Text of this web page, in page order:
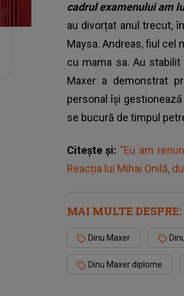
cadrul examenului am
au divorțat anul trecut,
Maysa. Andreas, fiul cel
cu mama sa. Au
Maxer a demonstrat
personal își
se bucură de timpul
Citește și:”Eu am
Reacția lui Mihai Onilă,
MAI MULTE DESPRE:
Dinu Maxer
Dinu Maxer diplome